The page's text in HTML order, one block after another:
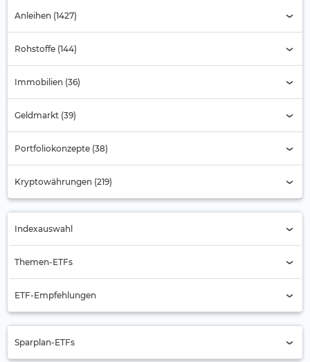
Anleihen (1427)
Rohstoffe (144)
Immobilien (36)
Geldmarkt (39)
Portfoliokonzepte (38)
Kryptowährungen (219)
Indexauswahl
Indexauswahl
Themen-ETFs
Automobilbranche
Batterie
ETF-Empfehlungen
Aktien Asien-Pazifik (ex Japan)
Sparplan-ETFs